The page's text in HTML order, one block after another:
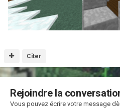
Citer
Rejoindre la
Vous pouvez écrire votre message